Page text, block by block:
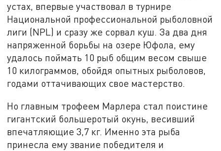
устах, впервые участвовал в турнире
Национальной профессиональной рыболовной
лиги (NPL) и сразу же сорвал куш. За два дня
напряженной борьбы на озере Юфола, ему
удалось поймать 10 рыб общим весом свыше
10 килограммов, обойдя опытных рыболовов,
годами оттачивающих свое мастерство.
Но главным трофеем Марлера стал поистине
гигантский большеротый окунь, весивший
впечатляющие 3,7 кг. Именно эта рыба
принесла ему звание победителя и